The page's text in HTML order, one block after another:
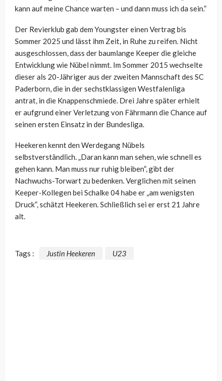
kann auf meine Chance warten – und dann muss ich da sein.“
Der Revierklub gab dem Youngster einen Vertrag bis
Sommer 2025 und lässt ihm Zeit, in Ruhe zu reifen. Nicht
ausgeschlossen, dass der baumlange Keeper die gleiche
Entwicklung wie Nübel nimmt. Im Sommer 2015 wechselte
dieser als 20-Jähriger aus der zweiten Mannschaft des SC
Paderborn, die in der sechstklassigen Westfalenliga
antrat, in die Knappenschmiede. Drei Jahre später erhielt
er aufgrund einer Verletzung von Fährmann die Chance auf
seinen ersten Einsatz in der Bundesliga.
Heekeren kennt den Werdegang Nübels
selbstverständlich. „Daran kann man sehen, wie schnell es
gehen kann. Man muss nur ruhig bleiben“, gibt der
Nachwuchs-Torwart zu bedenken. Verglichen mit seinen
Keeper-Kollegen bei Schalke 04 habe er „am wenigsten
Druck“, schätzt Heekeren. Schließlich sei er erst 21 Jahre
alt.
Tags : Justin Heekeren U23